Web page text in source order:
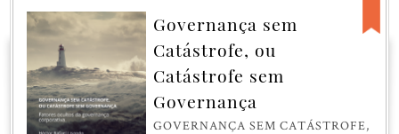
Governança sem
Catástrofe, ou
Catástrofe sem
Governança
GOVERNANÇA SEM CATÁSTROFE,